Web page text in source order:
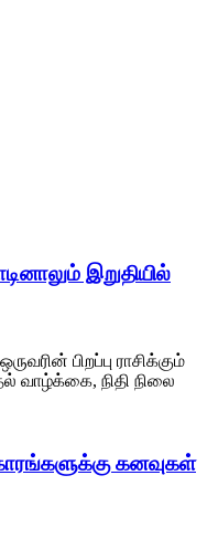
இறுதியில்
பிறப்பு ராசிக்கும்
வாழ்க்கை, நிதி நிலை
கனவுகள்